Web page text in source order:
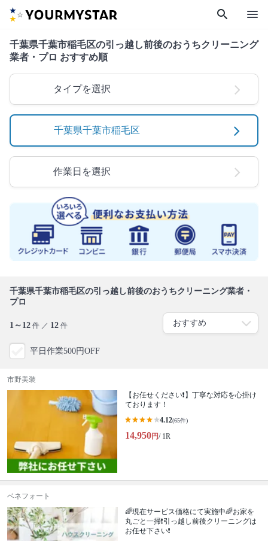
search menu
千葉県千葉市稲毛区の引っ越し前後のおうちクリーニング
業者・プロ おすすめ順
タイプを選択
千葉県千葉市稲毛区
作業日を選択
千葉県千葉市稲毛区の引っ越し前後のおうちクリーニング業者・
プロ
1～12 件 ／ 12 件
平日作業500円OFF
市野美装
【お任せください❗️】丁寧な対応を心掛け
ております！
4.12(65件)
14,950円/ 1R
ベネフォート
🌈現在サービス価格にて実施中🌈お家を
丸ごと一掃❗️引っ越し前後クリーニングは
お任せ下さい❗️